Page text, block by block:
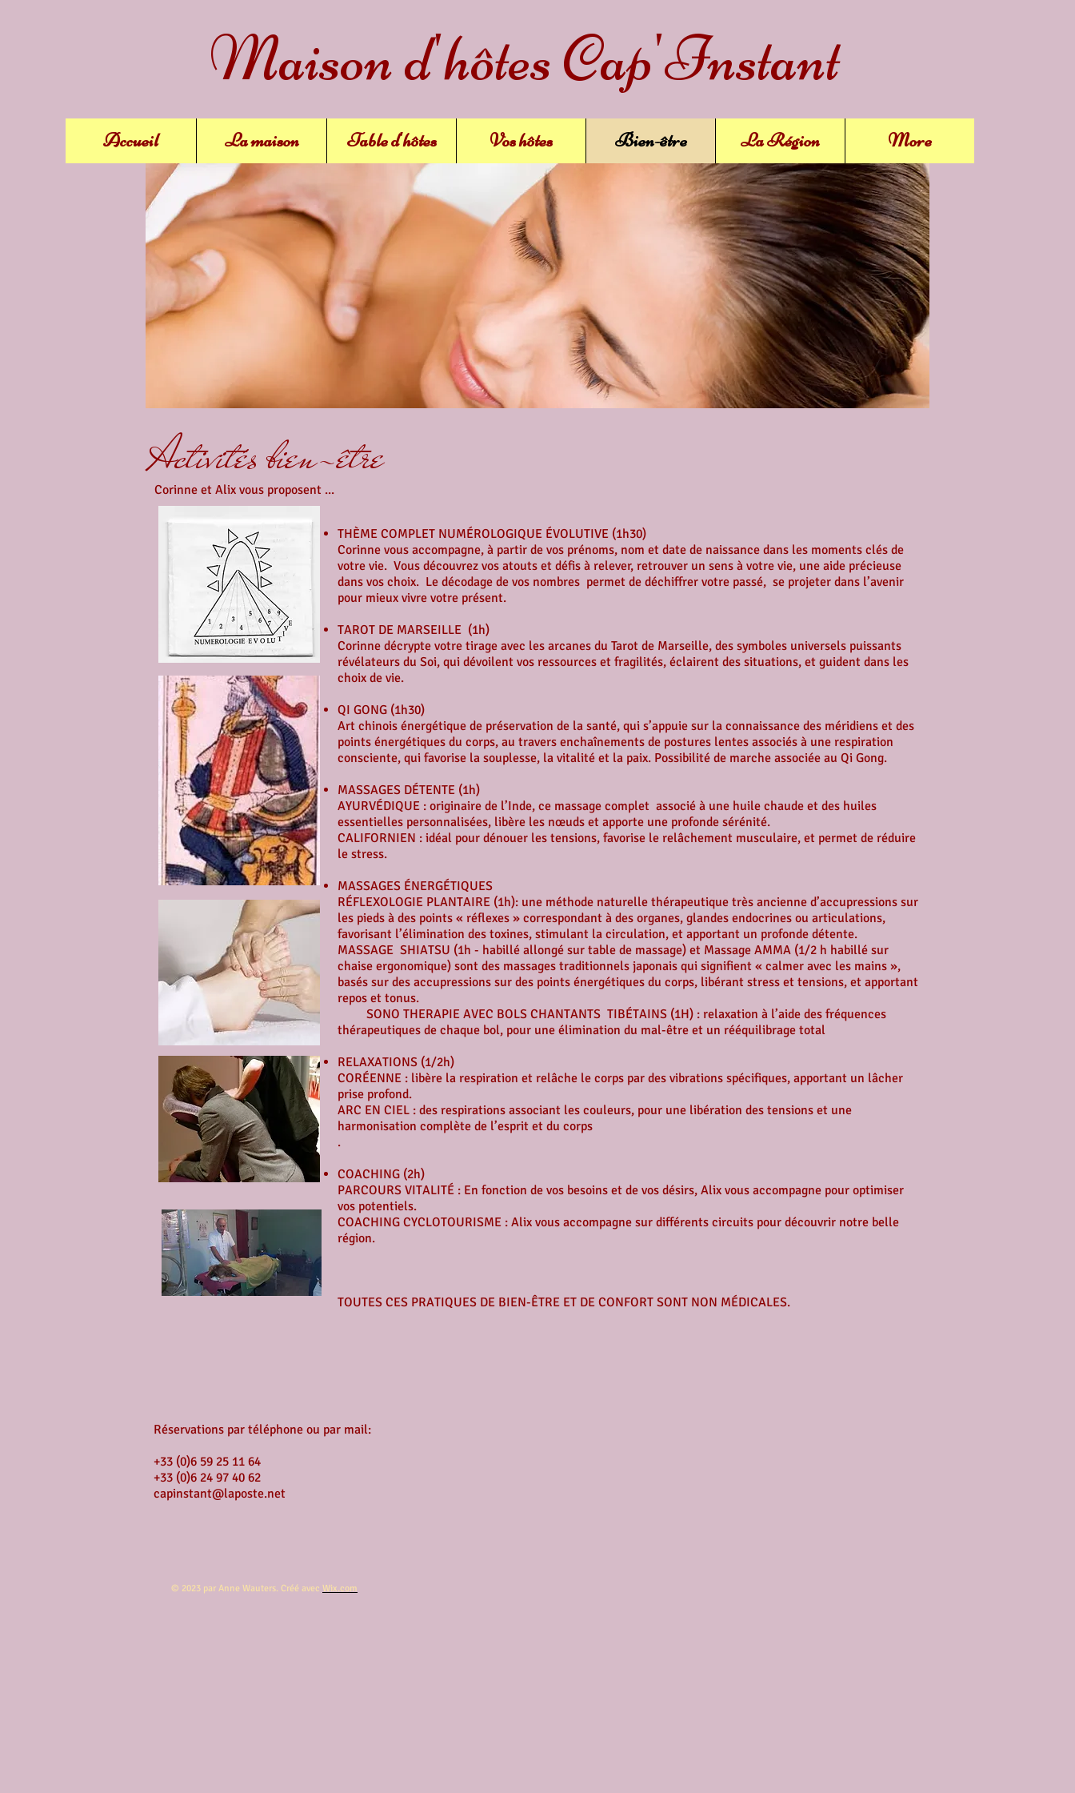
Maison d'hôtes Cap'Instant
Accueil La maison Table d'hôtes Vos hôtes Bien-être La Région More
Activités bien-être
Corinne et Alix vous proposent ...
THÈME COMPLET NUMÉROLOGIQUE ÉVOLUTIVE (1h30)
Corinne vous accompagne, à partir de vos prénoms, nom et date de naissance dans les moments clés de
votre vie. Vous découvrez vos atouts et défis à relever, retrouver un sens à votre vie, une aide précieuse
dans vos choix. Le décodage de vos nombres permet de déchiffrer votre passé, se projeter dans l’avenir
pour mieux vivre votre présent.
TAROT DE MARSEILLE (1h)
Corinne décrypte votre tirage avec les arcanes du Tarot de Marseille, des symboles universels puissants
révélateurs du Soi, qui dévoilent vos ressources et fragilités, éclairent des situations, et guident dans les
choix de vie.
QI GONG (1h30)
Art chinois énergétique de préservation de la santé, qui s’appuie sur la connaissance des méridiens et des
points énergétiques du corps, au travers enchaînements de postures lentes associés à une respiration
consciente, qui favorise la souplesse, la vitalité et la paix. Possibilité de marche associée au Qi Gong.
MASSAGES DÉTENTE (1h)
AYURVÉDIQUE : originaire de l’Inde, ce massage complet associé à une huile chaude et des huiles
essentielles personnalisées, libère les nœuds et apporte une profonde sérénité.
CALIFORNIEN : idéal pour dénouer les tensions, favorise le relâchement musculaire, et permet de réduire
le stress.
MASSAGES ÉNERGÉTIQUES
RÉFLEXOLOGIE PLANTAIRE (1h): une méthode naturelle thérapeutique très ancienne d’accupressions sur
les pieds à des points « réflexes » correspondant à des organes, glandes endocrines ou articulations,
favorisant l’élimination des toxines, stimulant la circulation, et apportant un profonde détente.
MASSAGE SHIATSU (1h - habillé allongé sur table de massage) et Massage AMMA (1/2 h habillé sur
chaise ergonomique) sont des massages traditionnels japonais qui signifient « calmer avec les mains »,
basés sur des accupressions sur des points énergétiques du corps, libérant stress et tensions, et apportant
repos et tonus.
SONO THERAPIE AVEC BOLS CHANTANTS TIBÉTAINS (1H) : relaxation à l’aide des fréquences
thérapeutiques de chaque bol, pour une élimination du mal-être et un rééquilibrage total
RELAXATIONS (1/2h)
CORÉENNE : libère la respiration et relâche le corps par des vibrations spécifiques, apportant un lâcher
prise profond.
ARC EN CIEL : des respirations associant les couleurs, pour une libération des tensions et une
harmonisation complète de l’esprit et du corps
.
COACHING (2h)
PARCOURS VITALITÉ : En fonction de vos besoins et de vos désirs, Alix vous accompagne pour optimiser
vos potentiels.
COACHING CYCLOTOURISME : Alix vous accompagne sur différents circuits pour découvrir notre belle
région.
TOUTES CES PRATIQUES DE BIEN-ÊTRE ET DE CONFORT SONT NON MÉDICALES.
Réservations par téléphone ou par mail:​
+33 (0)6 59 25 11 64
+33 (0)6 24 97 40 62
capinstant@laposte.net
© 2023 par Anne Wauters. Créé avec Wix.com